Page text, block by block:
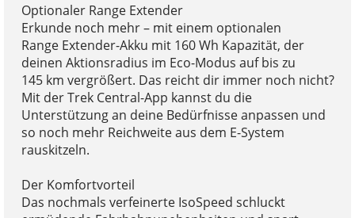
Optionaler Range Extender
Erkunde noch mehr – mit einem optionalen
Range Extender-Akku mit 160 Wh Kapazität, der
deinen Aktionsradius im Eco-Modus auf bis zu
145 km vergrößert. Das reicht dir immer noch nicht?
Mit der Trek Central-App kannst du die
Unterstützung an deine Bedürfnisse anpassen und
so noch mehr Reichweite aus dem E-System
rauskitzeln.
Der Komfortvorteil
Das nochmals verfeinerte IsoSpeed schluckt